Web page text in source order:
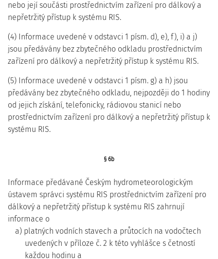
nebo její součásti prostřednictvím zařízení pro dálkový a
nepřetržitý přístup k systému RIS.
(4) Informace uvedené v odstavci 1 písm. d), e), f), i) a j)
jsou předávány bez zbytečného odkladu prostřednictvím
zařízení pro dálkový a nepřetržitý přístup k systému RIS.
(5) Informace uvedené v odstavci 1 písm. g) a h) jsou
předávány bez zbytečného odkladu, nejpozději do 1 hodiny
od jejich získání, telefonicky, rádiovou stanicí nebo
prostřednictvím zařízení pro dálkový a nepřetržitý přístup k
systému RIS.
§ 6b
Informace předávané Českým hydrometeorologickým
ústavem správci systému RIS prostřednictvím zařízení pro
dálkový a nepřetržitý přístup k systému RIS zahrnují
informace o
a) platných vodních stavech a průtocích na vodočtech
uvedených v příloze č. 2 k této vyhlášce s četností
každou hodinu a